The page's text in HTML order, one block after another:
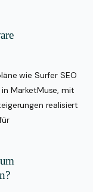
wie Surfer SEO
MarketMuse, mit
realisiert